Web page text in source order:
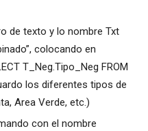
de texto y lo nombre Txt
colocando en
T_Neg.Tipo_Neg FROM
los diferentes tipos de
Area Verde, etc.)
con el nombre